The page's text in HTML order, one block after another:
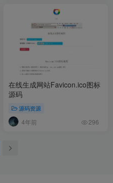
在线生成网站Favicon.ico图标
源码
源码资源
4年前 296